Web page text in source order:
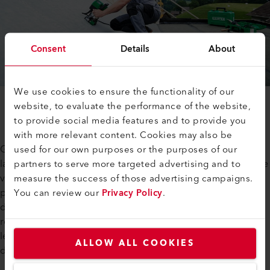
Consent Details About
We use cookies to ensure the functionality of our
website, to evaluate the performance of the website,
to provide social media features and to provide you
with more relevant content. Cookies may also be
used for our own purposes or the purposes of our
partners to serve more targeted advertising and to
measure the success of those advertising campaigns.
You can review ourPrivacy Policy.
ALLOW ALL COOKIES
Grâce à sa conception compacte et à son faible poids,
la UNIDRIVE 500 La gamme d'applications est très large. Que
vous souhaitiez imperméabiliser un toit plat ou un toit en
pente. Le UNIDRIVE 500 offre tout ce dont vous avez besoin
dans un seul appareil. Son double entraînement et sa buse
rotative de gauche à droite vous permettent de souder dans
les deux sens. Cela augmente la flexibilité lors du soudage
des toits.